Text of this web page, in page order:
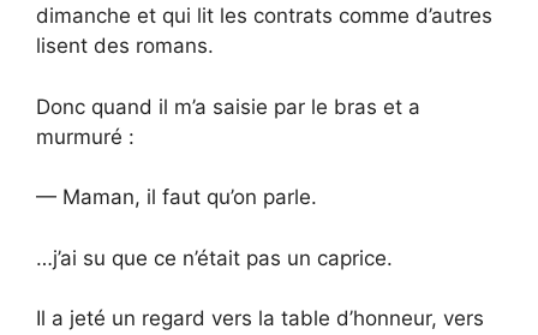
dimanche et qui lit les contrats comme d’autres
lisent des romans.
Donc quand il m’a saisie par le bras et a
murmuré :
— Maman, il faut qu’on parle.
…j’ai su que ce n’était pas un caprice.
Il a jeté un regard vers la table d’honneur, vers